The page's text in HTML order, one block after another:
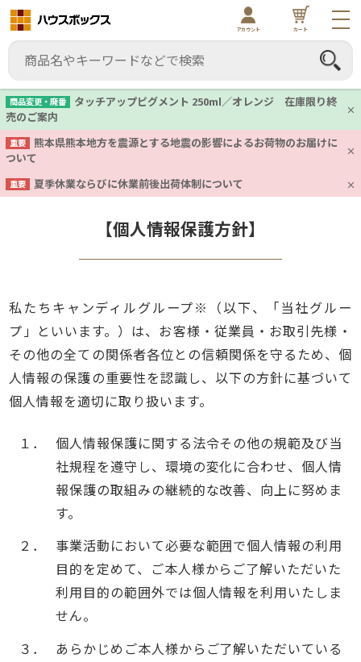
商品変更・廃番
タッチアップピグメント 250ml／オレンジ 在庫限り終
売のご案内
重要
熊本県熊本地方を震源とする地震の影響によるお荷物のお届けに
ついて
重要 夏季休業ならびに休業前後出荷体制について
アカウント カート
【個人情報保護方針】
私たちキャンディルグループ※（以下、「当社グルー
プ」といいます。）は、お客様・従業員・お取引先様・
その他の全ての関係者各位との信頼関係を守るため、個
人情報の保護の重要性を認識し、以下の方針に基づいて
個人情報を適切に取り扱います。
１．
個人情報保護に関する法令その他の規範及び当
社規程を遵守し、環境の変化に合わせ、個人情
報保護の取組みの継続的な改善、向上に努めま
す。
２．
事業活動において必要な範囲で個人情報の利用
目的を定めて、ご本人様からご了解いただいた
利用目的の範囲外では個人情報を利用いたしま
せん。
３．
あらかじめご本人様からご了解いただいている